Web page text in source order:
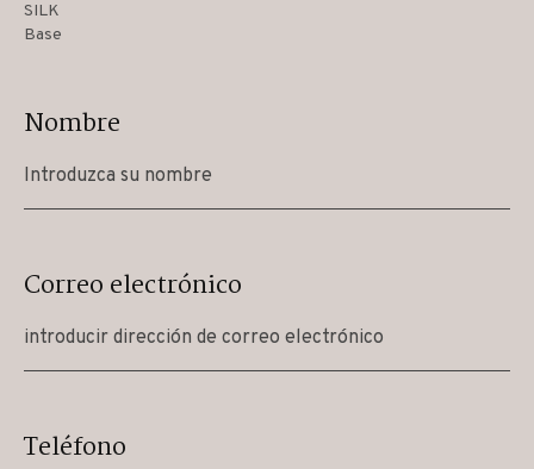
SILK
Base
Nombre
Correo electrónico
Teléfono